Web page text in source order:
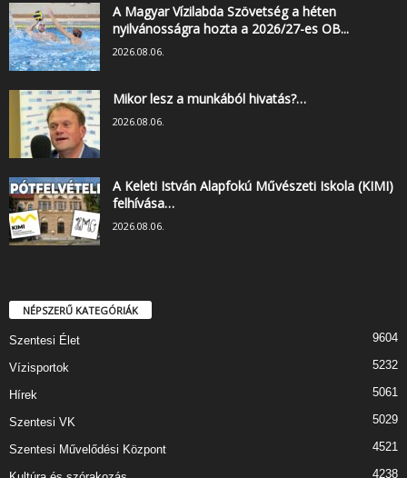
A Magyar Vízilabda Szövetség a héten
nyilvánosságra hozta a 2026/27-es OB...
2026.08.06.
Mikor lesz a munkából hivatás?…
2026.08.06.
A Keleti István Alapfokú Művészeti Iskola (KIMI)
felhívása…
2026.08.06.
NÉPSZERŰ KATEGÓRIÁK
Szentesi Élet 9604
Vízisportok 5232
Hírek 5061
Szentesi VK 5029
Szentesi Művelődési Központ 4521
4238